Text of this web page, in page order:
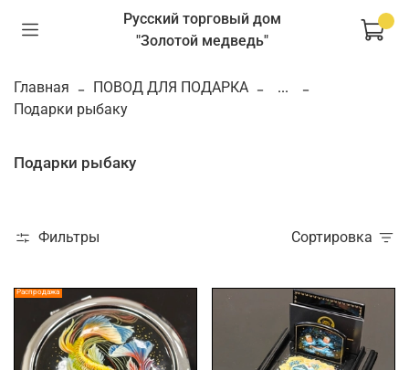
Русский торговый дом
"Золотой медведь"
Главная ПОВОД ДЛЯ ПОДАРКА
...
Подарки рыбаку
Подарки рыбаку
Фильтры Сортировка
Распродажа